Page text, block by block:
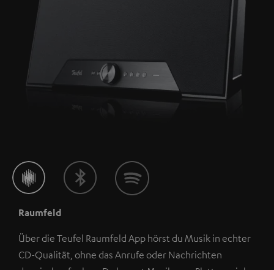
Raumfeld
Über die Teufel Raumfeld App hörst du Musik in echter
CD-Qualität, ohne das Anrufe oder Nachrichten